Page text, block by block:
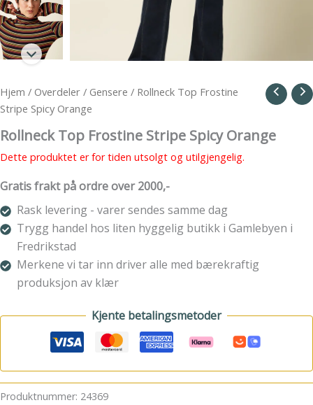
Hjem / Overdeler / Gensere / Rollneck Top Frostine
Stripe Spicy Orange
Rollneck Top Frostine Stripe Spicy Orange
Dette produktet er for tiden utsolgt og utilgjengelig.
Gratis frakt på ordre over 2000,-
Rask levering - varer sendes samme dag
Trygg handel hos liten hyggelig butikk i Gamlebyen i
Fredrikstad
Merkene vi tar inn driver alle med bærekraftig
produksjon av klær
Kjente betalingsmetoder
Produktnummer: 24369